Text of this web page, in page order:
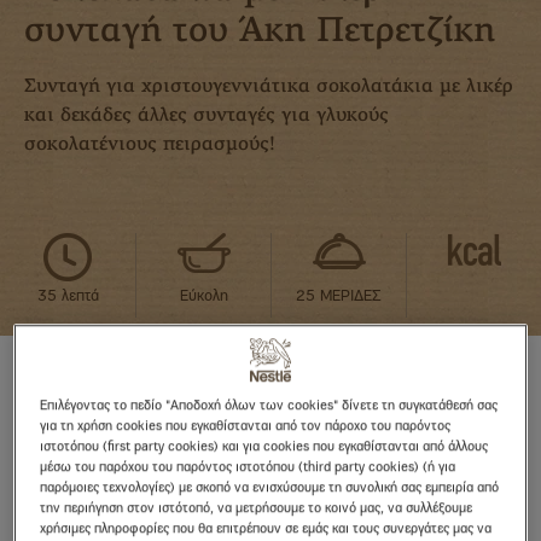
συνταγή του Άκη Πετρετζίκη
Συνταγή για χριστουγεννιάτικα σοκολατάκια με λικέρ
και δεκάδες άλλες συνταγές για γλυκούς
σοκολατένιους πειρασμούς!
35 λεπτά Εύκολη 25 ΜΕΡΙΔΕΣ
ΥΛΙΚΑ
Υλικά για 25 σοκολατάκια
Επιλέγοντας το πεδίο "Αποδοχή όλων των cookies" δίνετε τη συγκατάθεσή σας
για τη χρήση cookies που εγκαθίστανται από τον πάροχο του παρόντος
ιστοτόπου (first party cookies) και για cookies που εγκαθίστανται από άλλους
μέσω του παρόχου του παρόντος ιστοτόπου (third party cookies) (ή για
παρόμοιες τεχνολογίες) με σκοπό να ενισχύσουμε τη συνολική σας εμπειρία από
την περιήγηση στον ιστότοπό, να μετρήσουμε το κοινό μας, να συλλέξουμε
χρήσιμες πληροφορίες που θα επιτρέπουν σε εμάς και τους συνεργάτες μας να